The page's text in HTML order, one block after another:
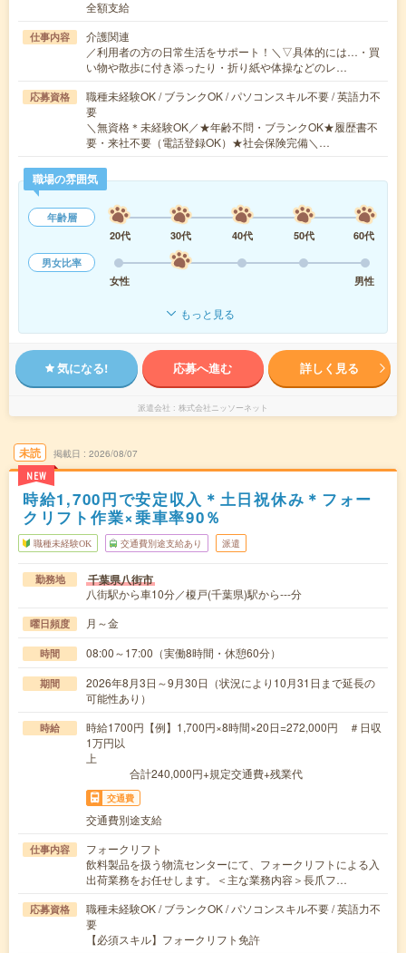
全額支給
仕事内容
介護関連
／利用者の方の日常生活をサポート！＼▽具体的には…・買
い物や散歩に付き添ったり・折り紙や体操などのレ…
応募資格
職種未経験OK / ブランクOK / パソコンスキル不要 / 英語力不
要
＼無資格＊未経験OK／★年齢不問・ブランクOK★履歴書不
要・来社不要（電話登録OK）★社会保険完備＼…
職場の雰囲気
年齢層
20代
30代 40代 50代
60代
男女比率
女性
男性
もっと見る
気になる! 応募へ進む 詳しく見る
派遣会社 株式会社ニッソーネット
未読
NEW
掲載日 2026/08/07
時給1,700円で安定収入＊土日祝休み＊フォー
クリフト作業×乗車率90％
職種未経験OK 交通費別途支給あり 派遣
勤務地 千葉県八街市
八街駅から車10分／榎戸(千葉県)駅から---分
曜日頻度 月～金
時間 08:00～17:00（実働8時間・休憩60分）
期間
2026年8月3日～9月30日（状況により10月31日まで延長の
可能性あり）
時給
時給1700円【例】1,700円×8時間×20日=272,000円 ＃日収
1万円以
上
合計240,000円+規定交通費+残業代
交通費
交通費別途支給
仕事内容
フォークリフト
飲料製品を扱う物流センターにて、フォークリフトによる入
出荷業務をお任せします。＜主な業務内容＞長爪フ…
応募資格
職種未経験OK / ブランクOK / パソコンスキル不要 / 英語力不
要
【必須スキル】フォークリフト免許